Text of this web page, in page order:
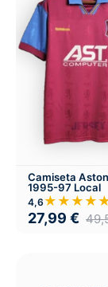
Camiseta
1995-97 Local
4,6
27,99 €